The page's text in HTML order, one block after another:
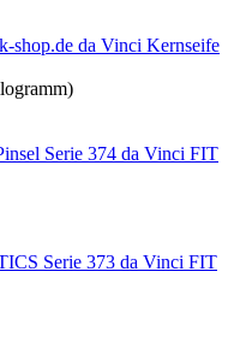
da Vinci Kernseife
da Vinci FIT
da Vinci FIT